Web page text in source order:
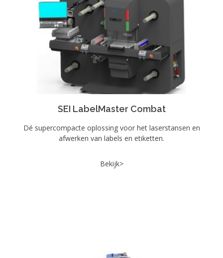
SEI LabelMaster Combat
Dé supercompacte oplossing voor het laserstansen en
afwerken van labels en etiketten.
Bekijk>